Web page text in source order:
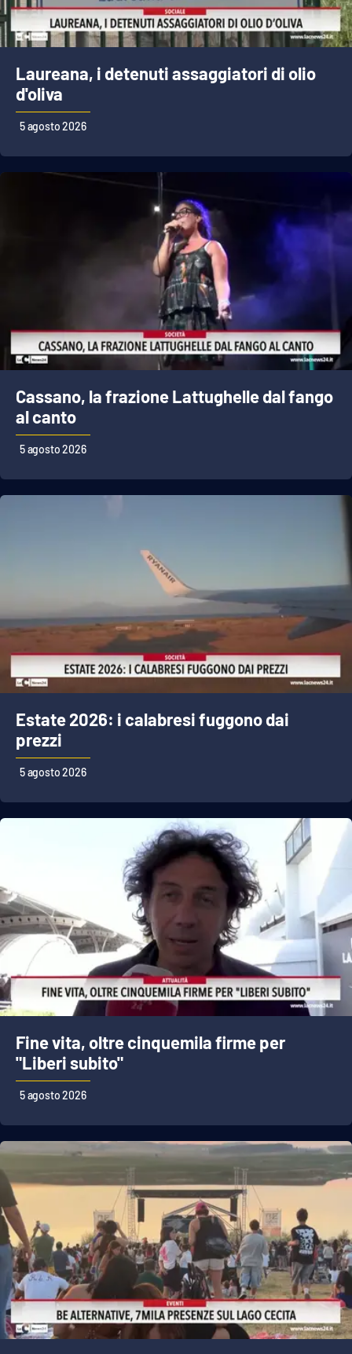
Laureana, i detenuti assaggiatori di olio
d'oliva
5 agosto 2026
Cassano, la frazione Lattughelle dal fango
al canto
5 agosto 2026
Estate 2026: i calabresi fuggono dai
prezzi
5 agosto 2026
Fine vita, oltre cinquemila firme per
"Liberi subito"
5 agosto 2026